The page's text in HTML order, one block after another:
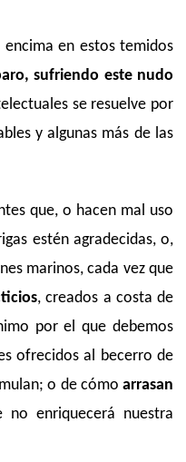
en estos temidos
sufriendo este nudo
se resuelve por
y algunas más de las
que, o hacen mal uso
estén agradecidas, o,
marinos, cada vez que
, creados a costa de
por el que debemos
ofrecidos al becerro de
o de cómo arrasan
no enriquecerá nuestra